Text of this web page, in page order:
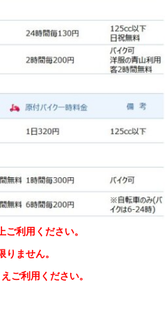
利用ください。
ません。
ご利用ください。